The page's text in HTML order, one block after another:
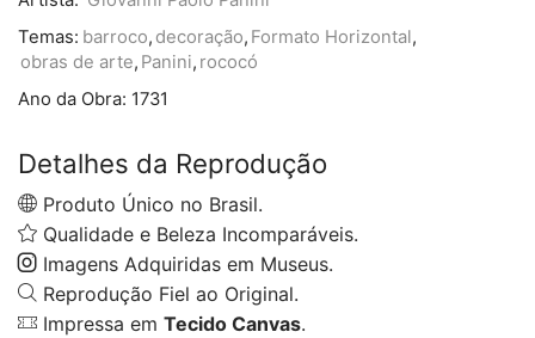
Temas: barroco, decoração, Formato Horizontal,
obras de arte, Panini, rococó
Ano da Obra: 1731
Detalhes da Reprodução
Produto Único no Brasil.
Qualidade e Beleza Incomparáveis.
Imagens Adquiridas em Museus.
Reprodução Fiel ao Original.
Impressa em Tecido Canvas.